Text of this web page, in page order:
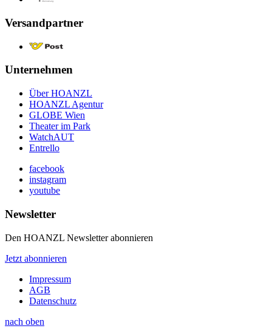
Versandpartner
Unternehmen
Über HOANZL
HOANZL Agentur
GLOBE Wien
Theater im Park
WatchAUT
Entrello
facebook
instagram
youtube
Newsletter
Den HOANZL Newsletter abonnieren
Jetzt abonnieren
Impressum
AGB
Datenschutz
nach oben